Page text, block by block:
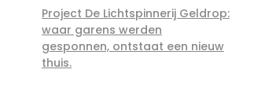
Project De Lichtspinnerij Geldrop:
waar garens werden
gesponnen, ontstaat een nieuw
thuis.